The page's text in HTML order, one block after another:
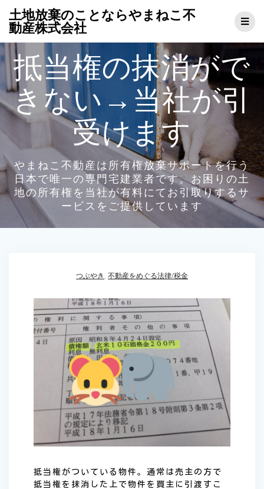
ン
ン
ツ
へ
ス
キ
ッ
土地放棄のことならやまねこ不
動産株式会社
抵当権の抹消がで
きない→当社が引
受けます
やまねこ不動産は所有権放棄サポートを行う
日本で唯一の専門宅建業者です。お困りの土
地の所有権を当社が有料にてお引取りするサ
ービスをご提供しています
つぶやき, 不動産をめぐる法律/税金
抵当権がついている物件。通常は売主の方で
抵当権を抹消した上で物件を買主に引渡すこ